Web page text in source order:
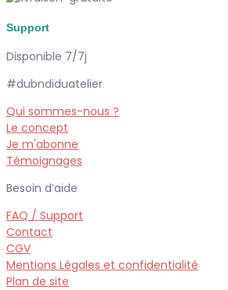
Support
Disponible 7/7j
#dubndiduatelier
Qui sommes-nous ?
Le concept
Je m'abonne
Témoignages
Besoin d’aide
FAQ / Support
Contact
CGV
Mentions Légales et confidentialité
Plan de site